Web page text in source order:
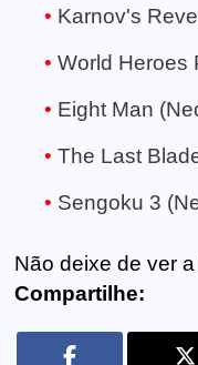
Karnov's
World Heroes
Eight Man
The Last
Sengoku 3
Não deixe de ver a
Compartilhe: